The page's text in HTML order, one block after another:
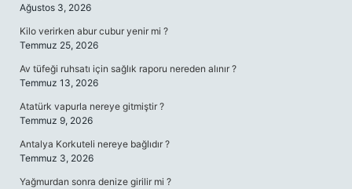
Ağustos 3, 2026
Kilo verirken abur cubur yenir mi ?
Temmuz 25, 2026
Av tüfeği ruhsatı için sağlık raporu nereden alınır ?
Temmuz 13, 2026
Atatürk vapurla nereye gitmiştir ?
Temmuz 9, 2026
Antalya Korkuteli nereye bağlıdır ?
Temmuz 3, 2026
Yağmurdan sonra denize girilir mi ?